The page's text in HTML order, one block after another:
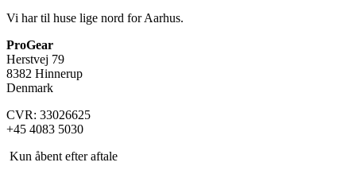
Vi har til huse lige nord for Aarhus.
ProGear
Herstvej 79
8382 Hinnerup
Denmark
CVR: 33026625
+45 4083 5030
Kun åbent efter aftale